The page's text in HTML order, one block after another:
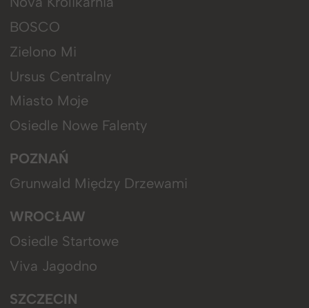
BOSCO
Zielono Mi
Ursus Centralny
Miasto Moje
Osiedle Nowe Falenty
POZNAŃ
Grunwald Między Drzewami
WROCŁAW
Osiedle Startowe
Viva Jagodno
SZCZECIN